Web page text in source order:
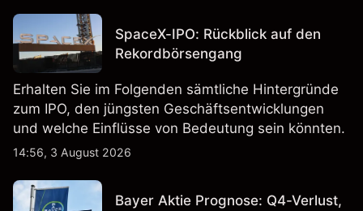
SpaceX-IPO: Rückblick auf den
Rekordbörsengang
Erhalten Sie im Folgenden sämtliche Hintergründe
zum IPO, den jüngsten Geschäftsentwicklungen
und welche Einflüsse von Bedeutung sein könnten.
14:56, 3 August 2026
Bayer Aktie Prognose: Q4-Verlust,